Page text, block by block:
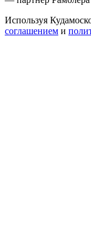
Используя
соглашением и